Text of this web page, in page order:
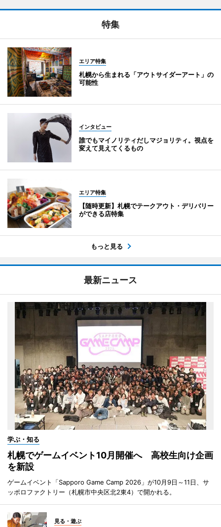
特集
エリア特集
札幌から生まれる「アウトサイダーアート」の
可能性
インタビュー
誰でもマイノリティだしマジョリティ。視点を
変えて見えてくるもの
エリア特集
【随時更新】札幌でテークアウト・デリバリー
ができる店特集
もっと見る
最新ニュース
学ぶ・知る
札幌でゲームイベント10月開催へ 高校生向け企画
を新設
ゲームイベント「Sapporo Game Camp 2026」が10月9日～11日、サ
ッポロファクトリー（札幌市中央区北2東4）で開かれる。
見る・遊ぶ